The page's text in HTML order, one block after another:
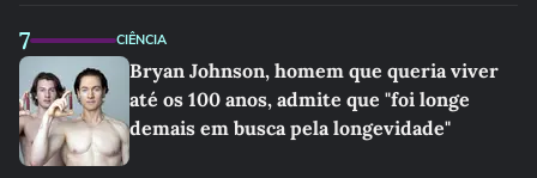
7 CIÊNCIA
Bryan Johnson, homem que queria viver
até os 100 anos, admite que "foi longe
demais em busca pela longevidade"